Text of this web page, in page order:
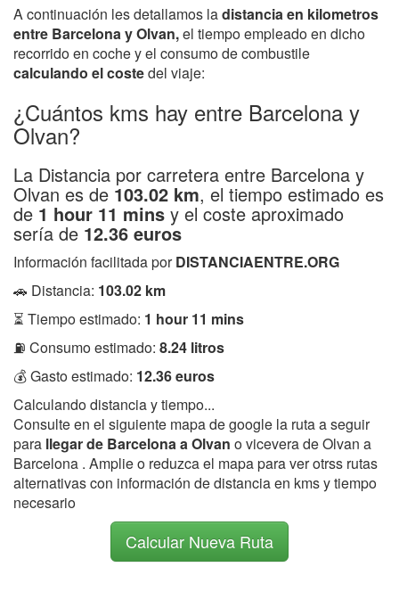
A continuación les detallamos ladistancia en kilometros
entre Barcelona y Olvan,el tiempo empleado en dicho
recorrido en coche y el consumo de combustile
calculando el costedel viaje:
¿Cuántos kms hay entre Barcelona y
Olvan?
La Distancia por carretera entre Barcelona y
Olvan es de 103.02 km, el tiempo estimado es
de 1 hour 11 mins y el coste aproximado
sería de 12.36 euros
Información facilitada porDISTANCIAENTRE.ORG
🚗 Distancia: 103.02 km
⏳ Tiempo estimado: 1 hour 11 mins
⛽ Consumo estimado: 8.24 litros
💰 Gasto estimado: 12.36 euros
Calculando distancia y tiempo...
Consulte en el siguiente mapa de google la ruta a seguir
para llegar de Barcelona a Olvan o vicevera de Olvan a
Barcelona . Amplie o reduzca el mapa para ver otrss rutas
alternativas con información de distancia en kms y tiempo
necesario
Calcular Nueva Ruta